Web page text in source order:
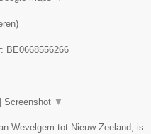
)
BE0668556266
Screenshot ▼
Wevelgem tot Nieuw-Zeeland, is